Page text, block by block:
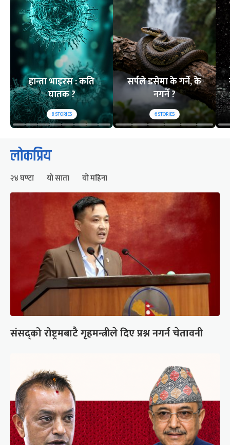
हान्ता भाइरस : कति
घातक ?
8STORIES
सर्पले डसेमा के गर्ने, के
नगर्ने ?
6STORIES
लोकप्रिय
२४ घण्टा यो साता यो महिना
संसद्को रोष्ट्रमबाटै गृहमन्त्रीले दिए प्रश्न नगर्न चेतावनी